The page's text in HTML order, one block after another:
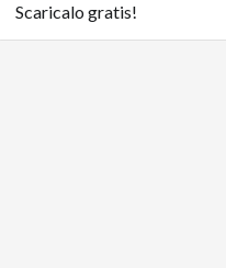
Scaricalo gratis!